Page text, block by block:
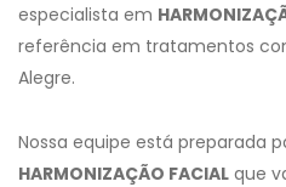
especialista em
referência em tratamentos
Alegre.
Nossa equipe está preparada
HARMONIZAÇÃO FACIAL que